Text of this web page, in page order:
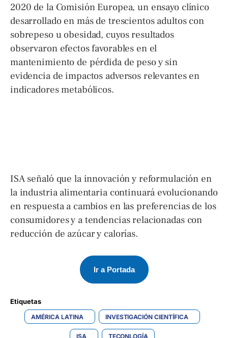
2020 de la Comisión Europea, un ensayo clínico
desarrollado en más de trescientos adultos con
sobrepeso u obesidad, cuyos resultados
observaron efectos favorables en el
mantenimiento de pérdida de peso y sin
evidencia de impactos adversos relevantes en
indicadores metabólicos.
ISA señaló que la innovación y reformulación en
la industria alimentaria continuará evolucionando
en respuesta a cambios en las preferencias de los
consumidores y a tendencias relacionadas con
reducción de azúcar y calorías.
Ir a Portada
Etiquetas
AMÉRICA LATINA INVESTIGACIÓN CIENTÍFICA
ISA TECONLOGÍA